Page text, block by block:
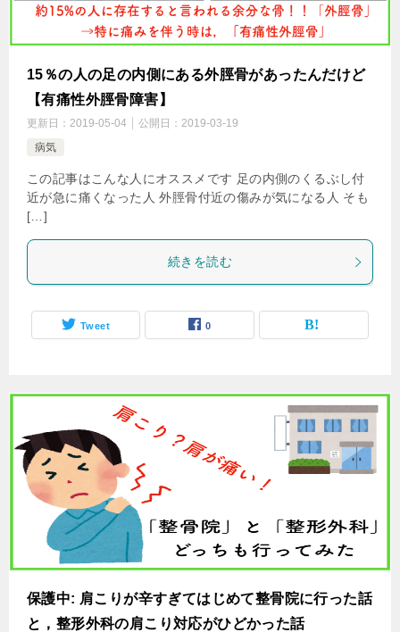
15％の人の足の内側にある外脛骨があったんだけど
【有痛性外脛骨障害】
更新日： 2019-05-04 公開日： 2019-03-19
病気
この記事はこんな人にオススメです 足の内側のくるぶし付
近が急に痛くなった人 外脛骨付近の傷みが気になる人 そも
[…]
続きを読む
Tweet 0
保護中: 肩こりが辛すぎてはじめて整骨院に行った話
と，整形外科の肩こり対応がひどかった話